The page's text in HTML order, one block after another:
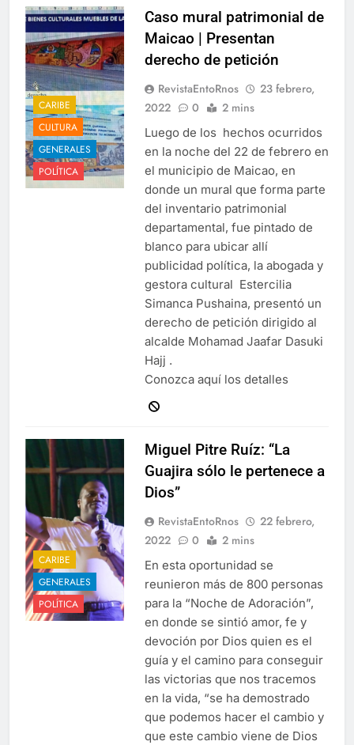
CARIBE
CULTURA
GENERALES
POLÍTICA
Caso mural patrimonial de
Maicao | Presentan
derecho de petición
RevistaEntoRnos
23 febrero,
2022
0 2 mins
Luego ​de los ​ hechos ocurridos
en la noche del 22 de febrero en
el municipio de Maicao, en
donde un ​mural ​que forma parte
del inventario patrimonial
departamental,​ fue pintado de
blanco para ubicar allí
publicidad política, l​a abogada ​y
gestora cultural ​ Estercilia
Simanca Pushaina, ​presentó​ un
derecho de petición​ dirigido al
alcalde ​Mohamad Jaafar Dasuki
Hajj ​.
Conozca aquí los detalles
CARIBE
GENERALES
POLÍTICA
Miguel Pitre Ruíz: “La
Guajira sólo le pertenece a
Dios”
RevistaEntoRnos
22 febrero,
2022
0 2 mins
En esta oportunidad se
reunieron más de 800 personas
para la “Noche de Adoración”,
en donde se sintió amor, fe y
devoción por Dios quien es el
guía y el camino para conseguir
las victorias que nos tracemos
en la vida, “se ha demostrado
que podemos hacer el cambio y
que este cambio viene de Dios